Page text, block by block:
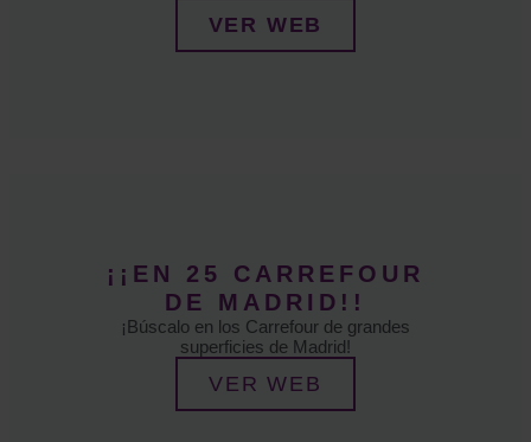
VER WEB
¡¡EN 25 CARREFOUR
DE MADRID!!
¡Búscalo en los Carrefour de grandes
superficies de Madrid!
VER WEB